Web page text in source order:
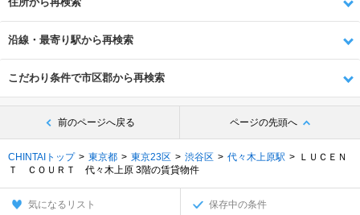
沿線・最寄り駅から再検索
こだわり条件で市区郡から再検索
前のページへ戻る ページの先頭へ
CHINTAIトップ 東京都 東京23区 渋谷区 代々木上原駅
ＬＵＣＥＮ
Ｔ ＣＯＵＲＴ 代々木上原 3階の賃貸物件
気になるリスト 保存中の条件